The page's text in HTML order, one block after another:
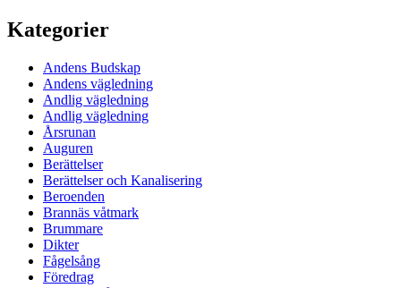
Kategorier
Andens Budskap
Andens vägledning
Andlig vägledning
Andlig vägledning
Årsrunan
Auguren
Berättelser
Berättelser och Kanalisering
Beroenden
Brannäs våtmark
Brummare
Dikter
Fågelsång
Föredrag